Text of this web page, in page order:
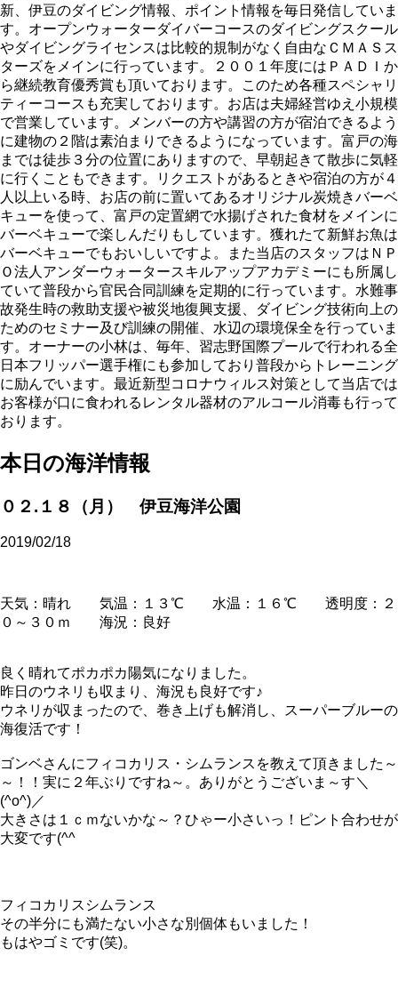
新、伊豆のダイビング情報、ポイント情報を毎日発信していま
す。オープンウォーターダイバーコースのダイビングスクール
やダイビングライセンスは比較的規制がなく自由なＣＭＡＳス
ターズをメインに行っています。２００１年度にはＰＡＤＩか
ら継続教育優秀賞も頂いております。このため各種スペシャリ
ティーコースも充実しております。お店は夫婦経営ゆえ小規模
で営業しています。メンバーの方や講習の方が宿泊できるよう
に建物の２階は素泊まりできるようになっています。富戸の海
までは徒歩３分の位置にありますので、早朝起きて散歩に気軽
に行くこともできます。リクエストがあるときや宿泊の方が４
人以上いる時、お店の前に置いてあるオリジナル炭焼きバーベ
キューを使って、富戸の定置網で水揚げされた食材をメインに
バーベキューで楽しんだりもしています。獲れたて新鮮お魚は
バーベキューでもおいしいですよ。また当店のスタッフはＮＰ
Ｏ法人アンダーウォータースキルアップアカデミーにも所属し
ていて普段から官民合同訓練を定期的に行っています。水難事
故発生時の救助支援や被災地復興支援、ダイビング技術向上の
ためのセミナー及び訓練の開催、水辺の環境保全を行っていま
す。オーナーの小林は、毎年、習志野国際プールで行われる全
日本フリッパー選手権にも参加しており普段からトレーニング
に励んでいます。最近新型コロナウィルス対策として当店では
お客様が口に食われるレンタル器材のアルコール消毒も行って
おります。
本日の海洋情報
０２.１８（月） 伊豆海洋公園
2019/02/18
天気：晴れ 気温：１３℃ 水温：１６℃ 透明度：２
０～３０ｍ 海況：良好
良く晴れてポカポカ陽気になりました。
昨日のウネリも収まり、海況も良好です♪
ウネリが収まったので、巻き上げも解消し、スーパーブルーの
海復活です！
ゴンベさんにフィコカリス・シムランスを教えて頂きました～
～！！実に２年ぶりですね～。ありがとうございま～す＼
(^o^)／
大きさは１ｃｍないかな～？ひゃー小さいっ！ピント合わせが
大変です(^^ゞ
フィコカリスシムランス
その半分にも満たない小さな別個体もいました！
もはやゴミです(笑)。